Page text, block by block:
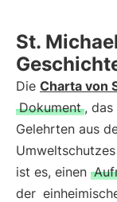
St.
Die Charta von
Dokument ,
Gelehrten aus
ist es, einen
der